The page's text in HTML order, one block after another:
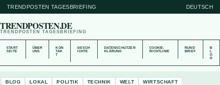
TRENDPOSTEN TAGESBRIEFING DEUTSCH
TRENDPOSTEN.DE
TRENDPOSTEN TAGESBRIEFING
START
SEITE
ÜBER
UNS
KON
TAK
T
GESCH
ICHTE
DATENSCHUTZER
KLÄRUNG
COOKIE-
RICHTLINIE
RUND
BRIEF
B
O
G
BLOG LOKAL POLITIK TECHNIK WELT WIRTSCHAFT